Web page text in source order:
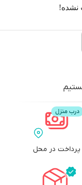
نشده!
پرداخت در محل